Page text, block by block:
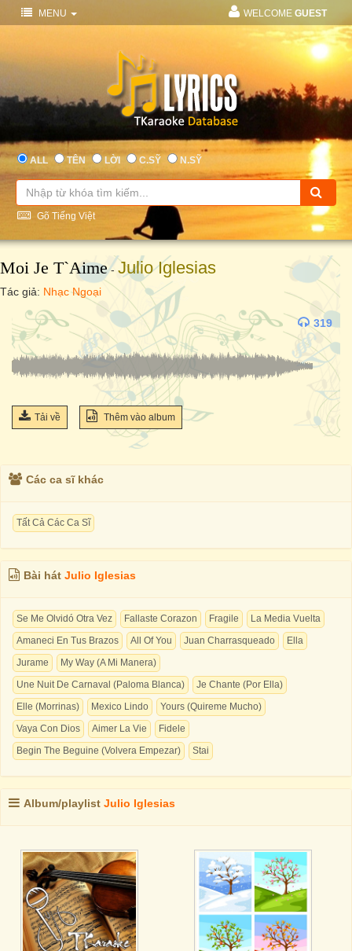
MENU WELCOME GUEST
ALL TÊN LỜI C.SỸ N.SỸ
Gõ Tiếng Việt
Moi Je T`aime- Julio Iglesias
Tác giả: Nhạc Ngoại
319
Tải về Thêm vào album
Các ca sĩ khác
Tất Cả Các Ca Sĩ
Bài hát Julio Iglesias
Se Me Olvidó Otra Vez Fallaste Corazon Fragile
La Media Vuelta
Amaneci En Tus Brazos
All Of You Juan Charrasqueado
Ella
Jurame
My Way (A Mi Manera)
Une Nuit De Carnaval (Paloma Blanca)
Je Chante (Por Ella)
Elle (Morrinas)
Mexico Lindo
Yours (Quireme Mucho)
Vaya Con Dios
Aimer La Vie
Fidele
Begin The Beguine (Volvera Empezar)
Stai
Album/playlist Julio Iglesias